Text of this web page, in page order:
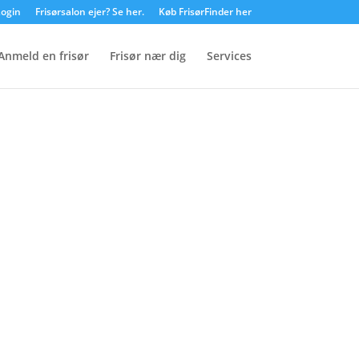
Frisørsalon ejer? Se her. Køb FrisørFinder her
en frisør Frisør nær dig Services